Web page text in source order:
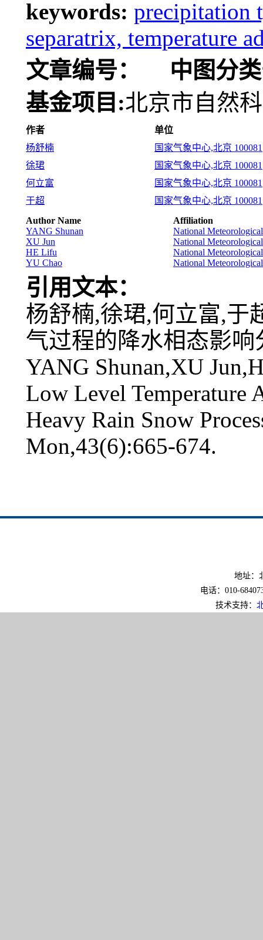
keywords: precipitation
separatrix, temperature
文章编号：
中图分
基金项目:北京市自然
作者
单位
杨舒楠
国家气象中心,北京 100081
徐珺
国家气象中心,北京 100081
何立富
国家气象中心,北京 100081
于超
国家气象中心,北京 100081
Author Name
Affiliation
YANG Shunan
National
XU Jun
National
HE Lifu
National
YU Chao
National
引用文本：
杨舒楠,徐珺,何立富,于
气过程的降水相态影响
YANG Shunan,XU
Low Level Temperature
Heavy Rain Snow
Mon,43(6):665-674.
地址：
电话：010-
技术支持：